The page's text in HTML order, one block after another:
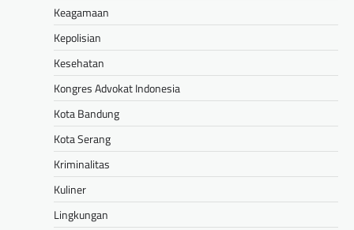
Keagamaan
Kepolisian
Kesehatan
Kongres Advokat Indonesia
Kota Bandung
Kota Serang
Kriminalitas
Kuliner
Lingkungan